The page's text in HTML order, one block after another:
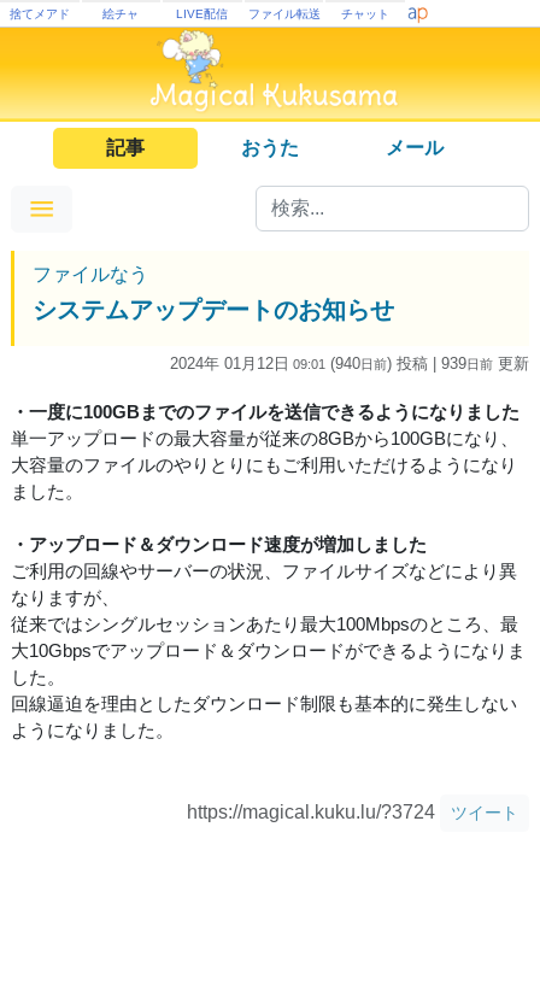
捨てメアド 絵チャ LIVE配信 ファイル転送 チャット
記事 おうた メール
ファイルなう
システムアップデートのお知らせ
2024年 01月12日 09:01 (940日前) 投稿 | 939日前 更新
・一度に100GBまでのファイルを送信できるようになりました
単一アップロードの最大容量が従来の8GBから100GBになり、
大容量のファイルのやりとりにもご利用いただけるようになり
ました。
・アップロード＆ダウンロード速度が増加しました
ご利用の回線やサーバーの状況、ファイルサイズなどにより異
なりますが、
従来ではシングルセッションあたり最大100Mbpsのところ、最
大10Gbpsでアップロード＆ダウンロードができるようになりま
した。
回線逼迫を理由としたダウンロード制限も基本的に発生しない
ようになりました。
https://magical.kuku.lu/?3724 ツイート